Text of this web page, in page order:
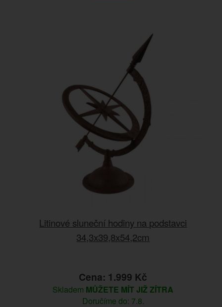
Litinové sluneční hodiny na podstavci
34,3x39,8x54,2cm
Cena: 1.999 Kč
Skladem MŮŽETE MÍT JIŽ ZÍTRA
Doručíme do: 7.8.